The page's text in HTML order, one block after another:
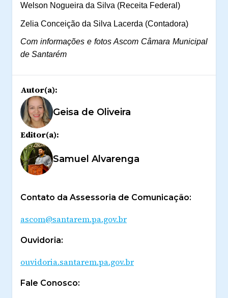
Welson Nogueira da Silva (Receita Federal)
Zelia Conceição da Silva Lacerda (Contadora)
Com informações e fotos Ascom Câmara Municipal
de Santarém
Autor(a):
Geisa de Oliveira
Editor(a):
Samuel Alvarenga
Contato da Assessoria de Comunicação:
ascom@santarem.pa.gov.br
Ouvidoria:
ouvidoria.santarem.pa.gov.br
Fale Conosco: